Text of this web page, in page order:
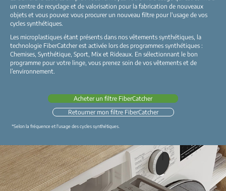
un centre de recyclage et de valorisation pour la fabrication de nouveaux
objets et vous pouvez vous procurer un nouveau filtre pour l'usage de vos
cycles synthétiques.
Les microplastiques étant présents dans nos vêtements synthétiques, la
technologie FiberCatcher est activée lors des programmes synthétiques :
Chemises, Synthétique, Sport, Mix et Rideaux. En sélectionnant le bon
programme pour votre linge, vous prenez soin de vos vêtements et de
l’environnement.
Acheter un filtre FiberCatcher
Retourner mon filtre FiberCatcher
*Selon la fréquence et l'usage des cycles synthétiques.